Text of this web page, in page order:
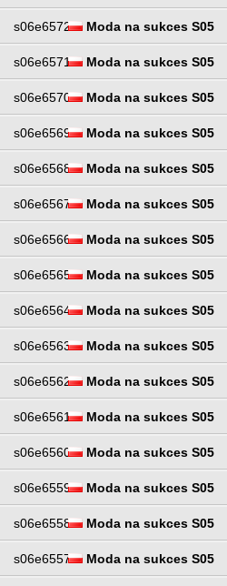
s06e6572 Moda na sukces S05
s06e6571 Moda na sukces S05
s06e6570 Moda na sukces S05
s06e6569 Moda na sukces S05
s06e6568 Moda na sukces S05
s06e6567 Moda na sukces S05
s06e6566 Moda na sukces S05
s06e6565 Moda na sukces S05
s06e6564 Moda na sukces S05
s06e6563 Moda na sukces S05
s06e6562 Moda na sukces S05
s06e6561 Moda na sukces S05
s06e6560 Moda na sukces S05
s06e6559 Moda na sukces S05
s06e6558 Moda na sukces S05
s06e6557 Moda na sukces S05